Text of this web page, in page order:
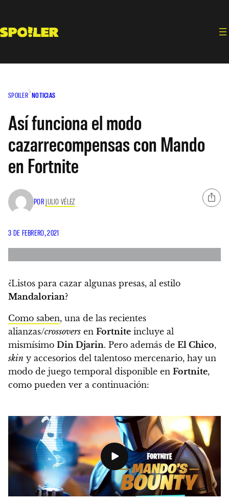
contenido
SPOILER NOTICIAS
Así funciona el modo
cazarrecompensas con Mando
en Fortnite
POR JULIO VÉLEZ
3 DE FEBRERO, 2021
¿Listos para cazar algunas presas, al estilo
Mandalorian?
Como saben, una de las recientes
alianzas/crossovers en Fortnite incluye al
mismísimo Din Djarin. Pero además de El Chico,
skin y accesorios del talentoso mercenario, hay un
modo de juego temporal disponible en Fortnite,
como pueden ver a continuación: